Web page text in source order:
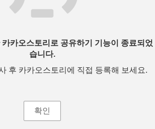
카오스토리로 공유하기 기능이 종료되었
습니다.
후 카카오스토리에 직접 등록해 보세요.
확인